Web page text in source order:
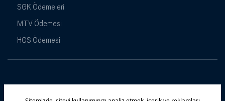
SGK Ödemeleri
MTV Ödemesi
HGS Ödemesi
Maximiles Kampanyalar Yasal Uyarı Güvenlik